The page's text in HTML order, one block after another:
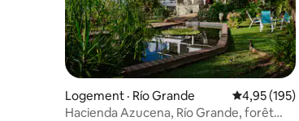
Logement · Río Grande Note
4,95 (195)
Hacienda Azucena, Río Grande, forêt